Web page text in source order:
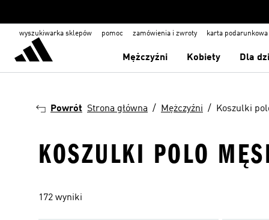
wyszukiwarka sklepów pomoc zamówienia i zwroty karta podarunkowa
Mężczyźni Kobiety Dla
Powrót Strona główna Mężczyźni Koszulki
KOSZULKI POLO
172 wyniki